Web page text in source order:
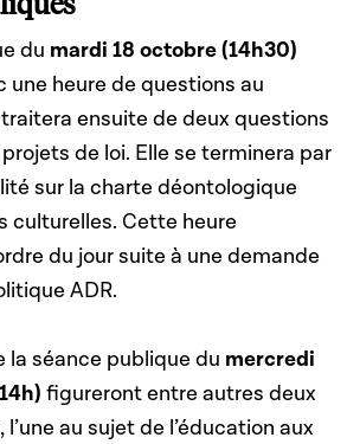
du mardi 18 octobre (14h30)
une heure de questions au
ensuite de deux questions
de loi. Elle se terminera par
sur la charte déontologique
culturelles. Cette heure
du jour suite à une demande
ADR.
la séance publique du mercredi
figureront entre autres deux
au sujet de l’éducation aux